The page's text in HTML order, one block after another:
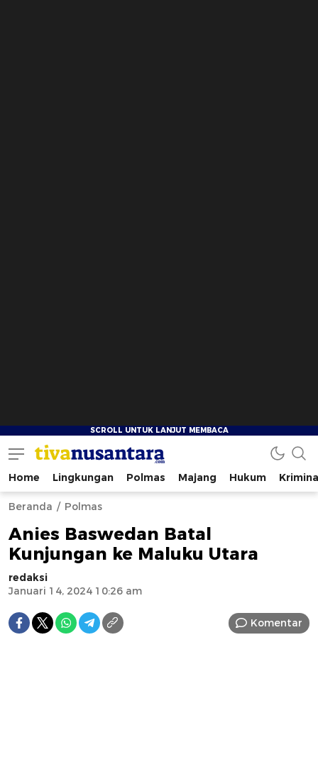
tivanusantara.com
Berita Nusantara
Home Lingkungan Polmas Majang Hukum
Beranda Polmas
Anies Baswedan Batal
Kunjungan ke Maluku Utara
redaksi
Januari 14, 2024 10:26 am
Komentar